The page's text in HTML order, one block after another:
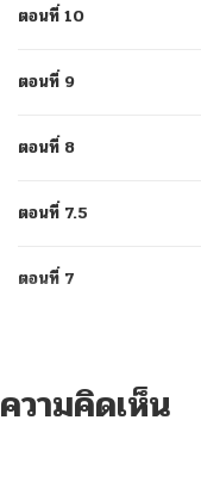
ตอนที่ 10
ตอนที่ 9
ตอนที่ 8
ตอนที่ 7.5
ตอนที่ 7
ตอนที่ 5
ความคิดเห็น